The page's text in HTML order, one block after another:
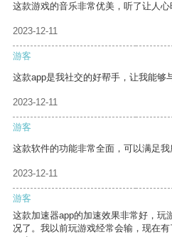
这款游戏的音乐非常优美，听了让人心
2023-12-11
游客
这款app是我社交的好帮手，让我能够
2023-12-11
游客
这款软件的功能非常全面，可以满足我
2023-12-11
游客
这款加速器app的加速效果非常好，玩
况了。我以前玩游戏经常会输，现在